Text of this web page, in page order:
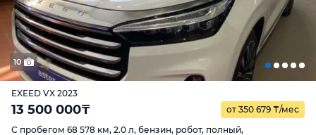
10
EXEED VX 2023
13 500 000₸ от 350 679 ₸/мес
С пробегом 68 578 км, 2.0 л, бензин, робот, полный,